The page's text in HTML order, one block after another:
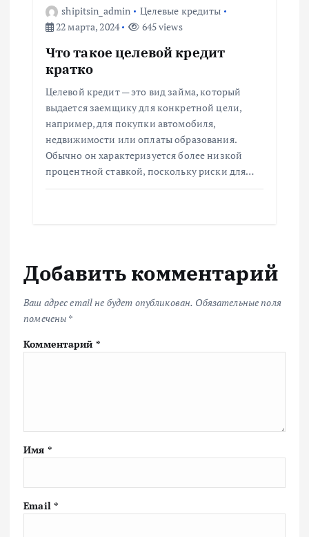
shipitsin_admin
Целевые кредиты
22 марта, 2024
645 views
Что такое целевой кредит
кратко
Целевой кредит — это вид займа, который
выдается заемщику для конкретной цели,
например, для покупки автомобиля,
недвижимости или оплаты образования.
Обычно он характеризуется более низкой
процентной ставкой, поскольку риски для…
Добавить комментарий
Ваш адрес email не будет опубликован. Обязательные поля
помечены *
Комментарий *
Имя *
Email *